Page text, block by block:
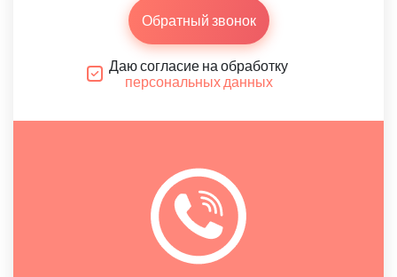
Обратный звонок
Даю согласие на обработку
персональных данных